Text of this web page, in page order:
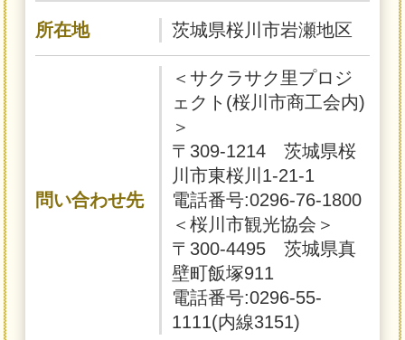
所在地 茨城県桜川市岩瀬地区
問い合わせ先
＜サクラサク里プロジ
ェクト(桜川市商工会内)
＞
〒309-1214 茨城県桜
川市東桜川1-21-1
電話番号:0296-76-1800
＜桜川市観光協会＞
〒300-4495 茨城県真
壁町飯塚911
電話番号:0296-55-
1111(内線3151)